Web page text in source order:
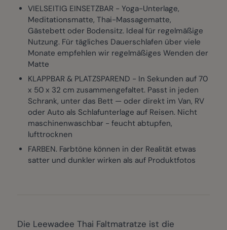
VIELSEITIG EINSETZBAR - Yoga-Unterlage,
Meditationsmatte, Thai-Massagematte,
Gästebett oder Bodensitz. Ideal für regelmäßige
Nutzung. Für tägliches Dauerschlafen über viele
Monate empfehlen wir regelmäßiges Wenden der
Matte
KLAPPBAR & PLATZSPAREND - In Sekunden auf 70
x 50 x 32 cm zusammengefaltet. Passt in jeden
Schrank, unter das Bett — oder direkt im Van, RV
oder Auto als Schlafunterlage auf Reisen. Nicht
maschinenwaschbar - feucht abtupfen,
lufttrocknen
FARBEN. Farbtöne können in der Realität etwas
satter und dunkler wirken als auf Produktfotos
Die Leewadee Thai Faltmatratze ist die